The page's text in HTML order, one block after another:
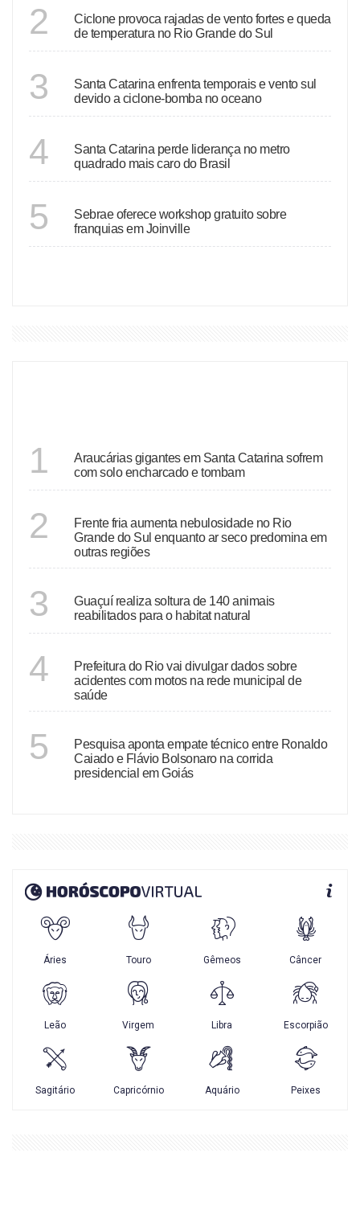
2
Ciclone provoca rajadas de vento fortes e queda
de temperatura no Rio Grande do Sul
3
Santa Catarina enfrenta temporais e vento sul
devido a ciclone-bomba no oceano
4
Santa Catarina perde liderança no metro
quadrado mais caro do Brasil
5
Sebrae oferece workshop gratuito sobre
franquias em Joinville
1
Araucárias gigantes em Santa Catarina sofrem
com solo encharcado e tombam
2
Frente fria aumenta nebulosidade no Rio
Grande do Sul enquanto ar seco predomina em
outras regiões
3
Guaçuí realiza soltura de 140 animais
reabilitados para o habitat natural
4
Prefeitura do Rio vai divulgar dados sobre
acidentes com motos na rede municipal de
saúde
5
Pesquisa aponta empate técnico entre Ronaldo
Caiado e Flávio Bolsonaro na corrida
presidencial em Goiás